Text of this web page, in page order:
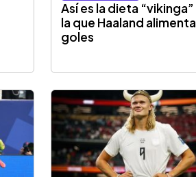
Así es la dieta
la que Haaland
goles